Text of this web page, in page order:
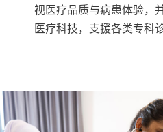
视医疗品质与病患体验，
医疗科技，支援各类专科